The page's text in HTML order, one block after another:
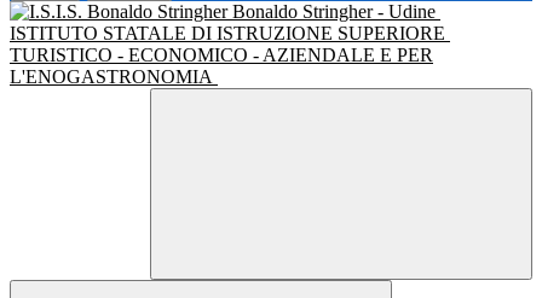
Bonaldo Stringher - Udine
ISTITUTO STATALE DI ISTRUZIONE SUPERIORE
TURISTICO - ECONOMICO - AZIENDALE E PER
L'ENOGASTRONOMIA